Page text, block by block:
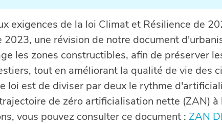
exigences de la loi Climat et Résilience de
une révision de notre document
les zones constructibles, afin de préserver
tout en améliorant la qualité de vie des
loi est de diviser par deux le rythme
de zéro artificialisation nette (ZAN)
vous pouvez consulter ce document : ZAN